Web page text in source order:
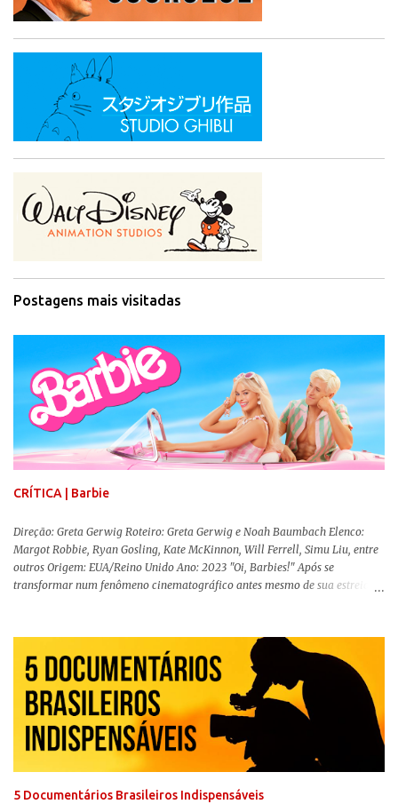
Postagens mais visitadas
CRÍTICA | Barbie
Direção: Greta Gerwig Roteiro: Greta Gerwig e Noah Baumbach Elenco:
Margot Robbie, Ryan Gosling, Kate McKinnon, Will Ferrell, Simu Liu, entre
outros Origem: EUA/Reino Unido Ano: 2023 "Oi, Barbies!" Após se
transformar num fenômeno cinematográfico antes mesmo de sua estreia,
lançamento, posso afirmar que o longa, dirigido por Greta Gerwig (
Adoráveis Mulheres ) prometeu tudo e entregou mais ainda, se provando o
filme do ano até aqui. Repleto de criatividade, humor e sem medo de não se
levar a sério, a produção aborda temas complexos com críticas potentes. Já
conhecida por sua filmografia feminista, Gerwig traz uma reflexão de
como a Barbie se encaixa no mundo moderno, desenvolvendo a
importância e o impacto, positivo ou negativo, da boneca na vida das
pessoas. Isso tudo com um sentimento de nostalgia multigeracional. Na
5 Documentários Brasileiros Indispensáveis